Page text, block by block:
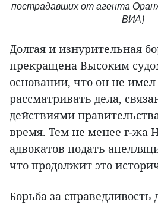
пострадавших от агента
ВИА)
Долгая и изнурительная
прекращена Высоким
основании, что он не
рассматривать дела,
действиями
время. Тем не менее г-жа
адвокатов подать
что продолжит это
Борьба за справедливость